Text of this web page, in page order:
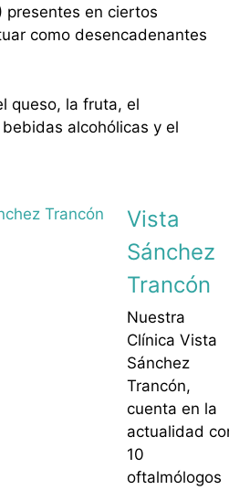
presentes en ciertos
como desencadenantes
queso, la fruta, el
alcohólicas y el
Vista
Sánchez
Trancón
Nuestra
Clínica Vista
Sánchez
Trancón,
cuenta en la
actualidad
10
oftalmólogos